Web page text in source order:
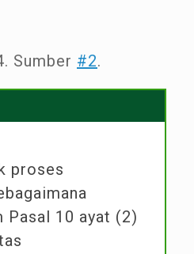
Sumber #2.
proses
Pasal 10 ayat (2)